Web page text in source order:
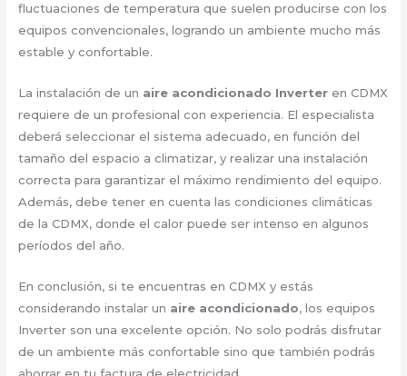
fluctuaciones de temperatura que suelen producirse con los
equipos convencionales, logrando un ambiente mucho más
estable y confortable.
La instalación de un aire acondicionado Inverter en CDMX
requiere de un profesional con experiencia. El especialista
deberá seleccionar el sistema adecuado, en función del
tamaño del espacio a climatizar, y realizar una instalación
correcta para garantizar el máximo rendimiento del equipo.
Además, debe tener en cuenta las condiciones climáticas
de la CDMX, donde el calor puede ser intenso en algunos
períodos del año.
En conclusión, si te encuentras en CDMX y estás
considerando instalar un aire acondicionado, los equipos
Inverter son una excelente opción. No solo podrás disfrutar
de un ambiente más confortable sino que también podrás
ahorrar en tu factura de electricidad.